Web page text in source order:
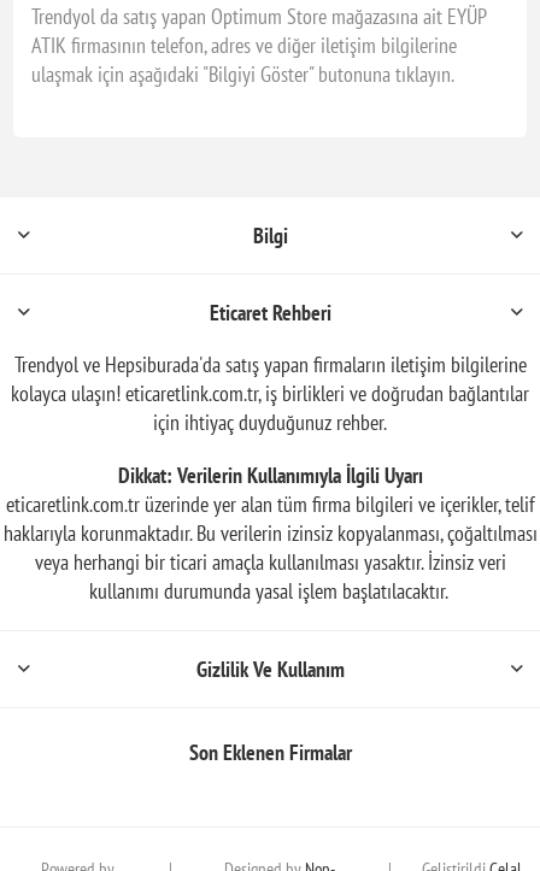
Trendyol da satış yapan Optimum Store mağazasına ait EYÜP
ATIK firmasının telefon, adres ve diğer iletişim bilgilerine
ulaşmak için aşağıdaki "Bilgiyi Göster" butonuna tıklayın.
Bilgi
Eticaret Rehberi
Trendyol ve Hepsiburada'da satış yapan firmaların iletişim bilgilerine
kolayca ulaşın! eticaretlink.com.tr, iş birlikleri ve doğrudan bağlantılar
için ihtiyaç duyduğunuz rehber.
Dikkat: Verilerin Kullanımıyla İlgili Uyarı
eticaretlink.com.tr üzerinde yer alan tüm firma bilgileri ve içerikler, telif
haklarıyla korunmaktadır. Bu verilerin izinsiz kopyalanması, çoğaltılması
veya herhangi bir ticari amaçla kullanılması yasaktır. İzinsiz veri
kullanımı durumunda yasal işlem başlatılacaktır.
Gizlilik Ve Kullanım
Son Eklenen Firmalar